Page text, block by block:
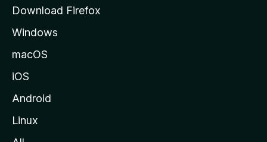
a
l
e
l
Download Firefox
Windows
macOS
iOS
Android
Linux